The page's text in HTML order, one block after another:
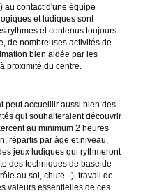
au contact d'une équipe
et ludiques sont
rythmes et contenus toujours
de nombreuses activités de
bien aidée par les
proximité du centre.
peut accueillir aussi bien des
qui souhaiteraient découvrir
au minimum 2 heures
répartis par âge et niveau,
jeux ludiques qui rythmeront
des techniques de base de
au sol, chute...), travail de
valeurs essentielles de ces